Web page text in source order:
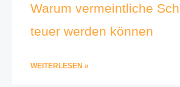
Warum vermeintliche
teuer werden können
WEITERLESEN »